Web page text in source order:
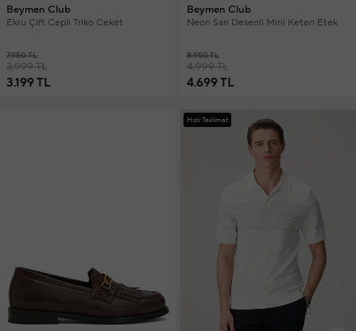
Beymen Club
Ekru Çift Cepli Triko Ceket
7.950 TL
3.999 TL
3.199 TL
Beymen Club
Neon Sarı Desenli Mini Keten Etek
8.950 TL
4.999 TL
4.699 TL
Hızlı Teslimat